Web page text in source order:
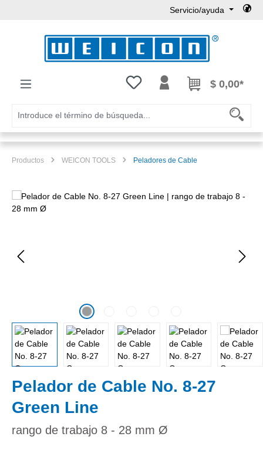
Servicio/ayuda
Tienes 0 artículos en tu lista de
$ 0,00*
Productos WEICON TOOLS Peladores de Cable
Omitir galería de imágenes
Pelador de Cable No. 8-27
Green Line
rango de trabajo 8 - 28 mm Ø